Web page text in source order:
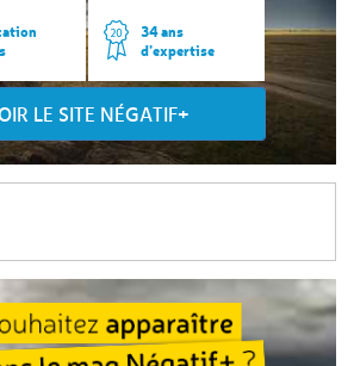
34 ans
d’expertise
LE SITE NÉGATIF+